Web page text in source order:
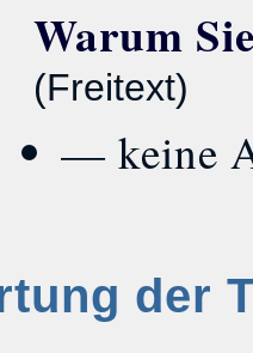
Warum
(Freitext)
— keine
der